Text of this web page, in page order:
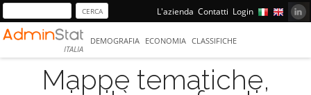
L'azienda Contatti Login
ITALIA
DEMOGRAFIA ECONOMIA CLASSIFICHE
Mappe tematiche,